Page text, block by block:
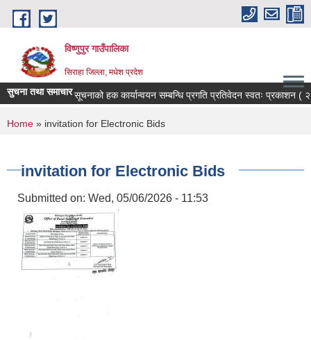
Skip to main content
विष्णुपुर गाउँपालिका
सिराहा जिल्ला, मधेश प्रदेश
सुचना तथा समाचारसूचनाको हक कार्यान्वयन सम्बन्धि प्रगति प्रतिवेदन स्वतः प्रकाशन (
You are here
Home » invitation for Electronic Bids
invitation for Electronic Bids
Submitted on: Wed, 05/06/2026 - 11:53